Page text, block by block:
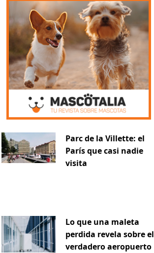
Parc de la Villette: el
París que casi nadie
visita
Lo que una maleta
perdida revela sobre el
verdadero aeropuerto